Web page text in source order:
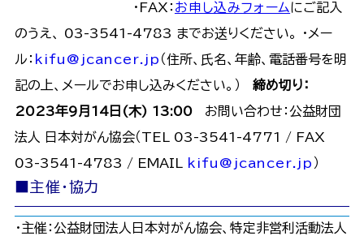
・FAX： お申し込みフォームにご記入
のうえ、 03-3541-4783 までお送りください。 ・メー
ル： kifu@jcancer.jp （住所、氏名、年齢、電話番号を明
記の上、メールでお申し込みください。） 締め切り：
2023年9月14日(木) 13:00お問い合わせ：公益財団
法人 日本対がん協会（TEL 03-3541-4771 / FAX
03-3541-4783 / EMAIL
kifu@jcancer.jp ）
■主催・協力
・主催：公益財団法人日本対がん協会、特定非営利活動法人